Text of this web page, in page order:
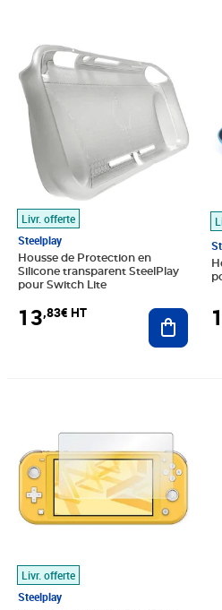
Livr. offerte
Steelplay
Housse de Protection en
Silicone transparent SteelPlay
pour Switch Lite
13,83€ HT
Prix 13,83€ HT
Ajouter
Livr. offerte
Steelplay